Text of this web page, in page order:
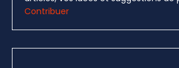
Contribuer